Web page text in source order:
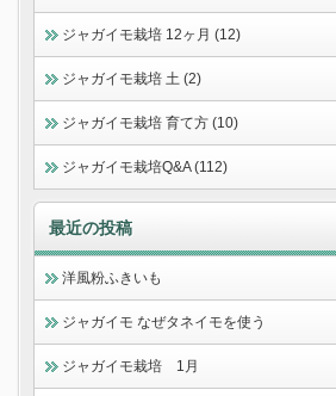
ジャガイモ栽培 12ヶ月 (12)
ジャガイモ栽培 土 (2)
ジャガイモ栽培 育て方 (10)
ジャガイモ栽培Q&A (112)
最近の投稿
洋風粉ふきいも
ジャガイモ なぜタネイモを使う
ジャガイモ栽培 1月